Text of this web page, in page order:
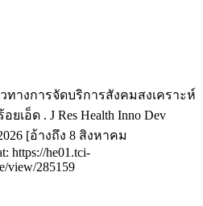
างการจัดบริการสังคมสงเคราะห์
เอ็ด . J Res Health Inno Dev
[อ้างถึง 8 สิงหาคม
https://he01.tci-
view/285159